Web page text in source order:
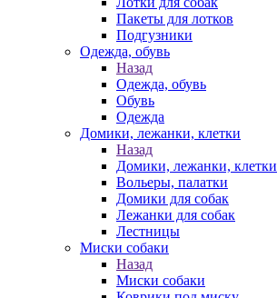
Пакеты для лотков
Подгузники
Одежда, обувь
Назад
Одежда, обувь
Обувь
Одежда
Домики, лежанки, клетки
Назад
Домики, лежанки, клетки
Вольеры, палатки
Домики для собак
Лежанки для собак
Лестницы
Миски собаки
Назад
Миски собаки